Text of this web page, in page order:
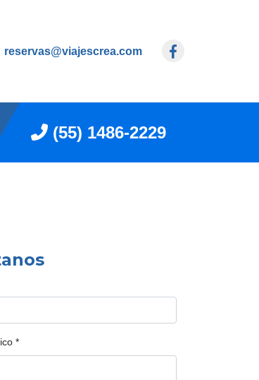
reservas@viajescrea.com
(55) 1486-2229
*